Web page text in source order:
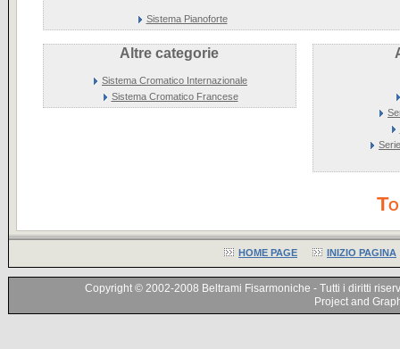
Sistema Pianoforte
Altre categorie
Sistema Cromatico Internazionale
Sistema Cromatico Francese
HOME PAGE INIZIO PAGINA
Copyright © 2002-2008 Beltrami Fisarmoniche - Tutti i diritti
Project and